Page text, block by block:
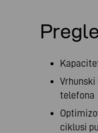
telefona
ciklusi